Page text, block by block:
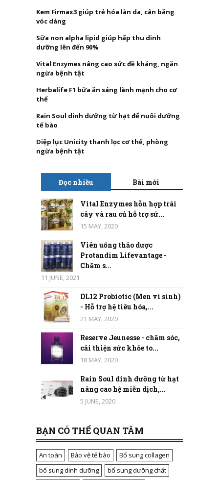
Kem Firmax3 giúp trẻ hóa làn da, cân bằng
vóc dáng
Sữa non alpha lipid giúp hấp thu dinh
dưỡng lên đến 90%
Vital Enzymes nâng cao sức đề kháng, ngăn
ngừa bệnh tật
Herbalife F1 bữa ăn sáng lành mạnh cho cơ
thể
Rain Soul dinh dưỡng từ hạt để nuôi dưỡng
tế bào
Diệp lục Unicity thanh lọc cơ thể, phòng
ngừa bệnh tật
Đọc nhiều Bài mới
Vital Enzymes hỗn hợp trái
cây và rau củ hỗ trợ sứ...
15 MAY, 2020
Viên uống thảo dược
Protandim Lifevantage -
Chăm s...
11 JUNE, 2021
DL12 Probiotic (Men vi sinh)
- Hỗ trợ hệ tiêu hóa,...
21 MAY, 2020
Reserve Jeunesse - chăm sóc,
cải thiện sức khỏe to...
18 MAY, 2020
Rain Soul dinh dưỡng từ hạt
nâng cao hệ miễn dịch,...
5 JUNE, 2020
BẠN CÓ THỂ QUAN TÂM
An toàn Bảo vệ tế bào
Bổ sung collagen
bổ sung dinh dưỡng
bổ sung dưỡng chất